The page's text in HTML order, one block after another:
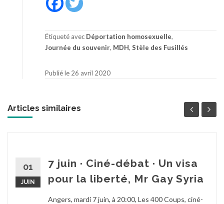
Étiqueté avec Déportation homosexuelle,
Journée du souvenir, MDH, Stèle des Fusillés
Publié le 26 avril 2020
Articles similaires
01
JUIN
7 juin · Ciné-débat · Un visa
pour la liberté, Mr Gay Syria
Angers, mardi 7 juin, à 20:00, Les 400 Coups, ciné-